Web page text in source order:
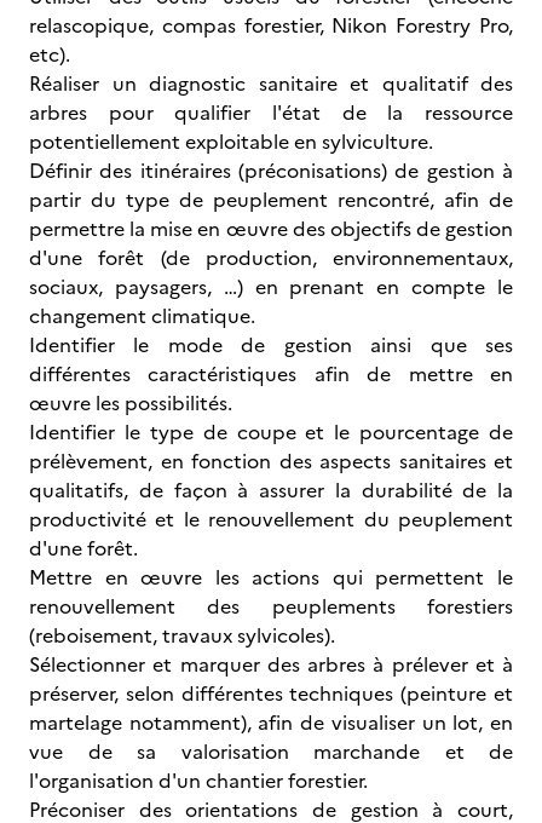
relascopique, compas forestier, Nikon Forestry Pro,
etc).
Réaliser un diagnostic sanitaire et qualitatif des
arbres pour qualifier l'état de la ressource
potentiellement exploitable en sylviculture.
Définir des itinéraires (préconisations) de gestion à
partir du type de peuplement rencontré, afin de
permettre la mise en œuvre des objectifs de gestion
d'une forêt (de production, environnementaux,
sociaux, paysagers, …) en prenant en compte le
changement climatique.
Identifier le mode de gestion ainsi que ses
différentes caractéristiques afin de mettre en
œuvre les possibilités.
Identifier le type de coupe et le pourcentage de
prélèvement, en fonction des aspects sanitaires et
qualitatifs, de façon à assurer la durabilité de la
productivité et le renouvellement du peuplement
d'une forêt.
Mettre en œuvre les actions qui permettent le
renouvellement des peuplements forestiers
(reboisement, travaux sylvicoles).
Sélectionner et marquer des arbres à prélever et à
préserver, selon différentes techniques (peinture et
martelage notamment), afin de visualiser un lot, en
vue de sa valorisation marchande et de
l'organisation d'un chantier forestier.
Préconiser des orientations de gestion à court,